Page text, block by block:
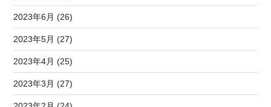
2023年6月 (26)
2023年5月 (27)
2023年4月 (25)
2023年3月 (27)